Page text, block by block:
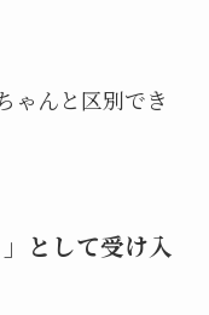
ゃんと区別でき
として受け入